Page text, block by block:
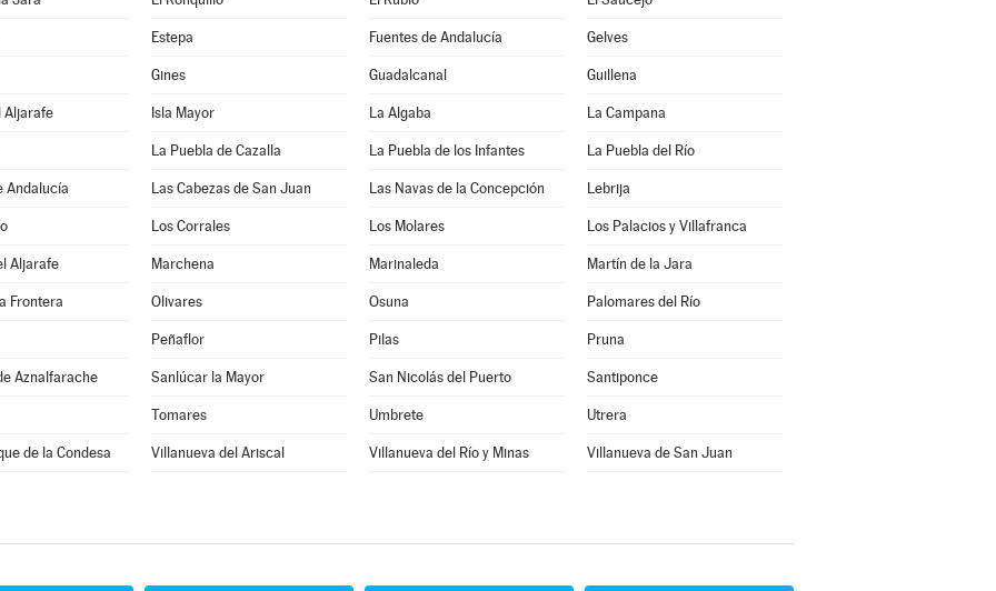
Estepa Fuentes de Andalucía Gelves
Gines Guadalcanal Guillena
Aljarafe Isla Mayor La Algaba La Campana
La Puebla de Cazalla La Puebla de los Infantes La Puebla del Río
Andalucía Las Cabezas de San Juan Las Navas de la Concepción Lebrija
Los Corrales Los Molares Los Palacios y Villafranca
Aljarafe Marchena Marinaleda Martín de la Jara
Frontera Olivares Osuna Palomares del Río
Peñaflor Pilas Pruna
Aznalfarache Sanlúcar la Mayor San Nicolás del Puerto Santiponce
Tomares Umbrete Utrera
de la Condesa Villanueva del Ariscal Villanueva del Río y Minas Villanueva de San Juan